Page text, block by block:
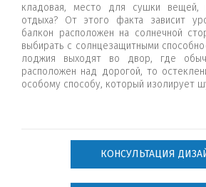
кладовая, место для сушки вещей,
отдыха? От этого факта зависит
балкон расположен на солнечной
выбирать с солнцезащитными
лоджия выходят во двор, где
расположен над дорогой, то
особому способу, который изолирует
КОНСУЛЬТАЦИЯ